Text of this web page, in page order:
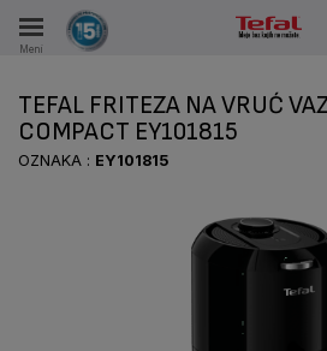
Meni
U PERIODU OD 15 GODINA
TEFAL FRITEZA NA VRUĆ
COMPACT EY101815
OZNAKA : EY101815